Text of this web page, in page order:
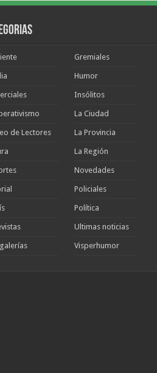
de Lectores
Gremiales
Humor
Insólitos
La Ciudad
La Provincia
La Región
Novedades
Policiales
Política
Ultimas noticias
Visperhumor